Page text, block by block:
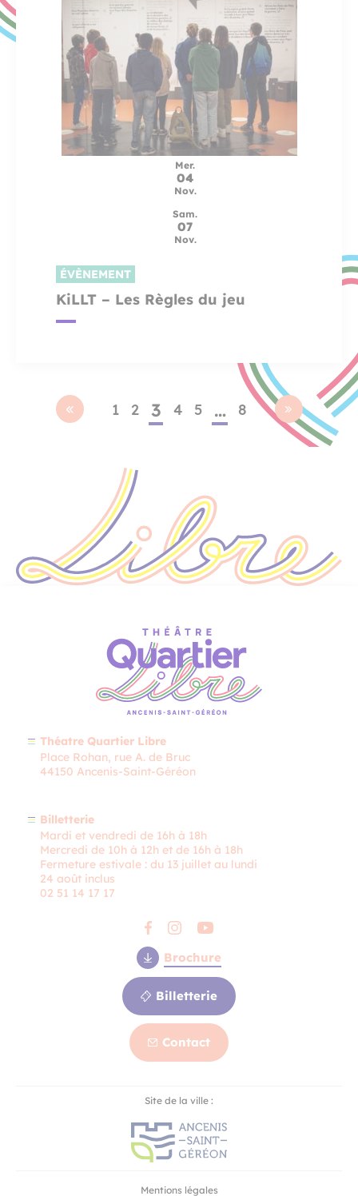
Billetterie
Mer.
04
Nov.
Sam.
07
Nov.
ÉVÈNEMENT
KiLLT – Les Règles du jeu
1 2 3 4 5 … 8
Théatre Quartier Libre
Place Rohan, rue A. de Bruc
44150 Ancenis-Saint-Géréon
Billetterie
Mardi et vendredi de 16h à 18h
Mercredi de 10h à 12h et de 16h à 18h
Fermeture estivale : du 13 juillet au lundi
24 août inclus
02 51 14 17 17
Brochure
Billetterie
Contact
Site de la ville :
Mentions légales